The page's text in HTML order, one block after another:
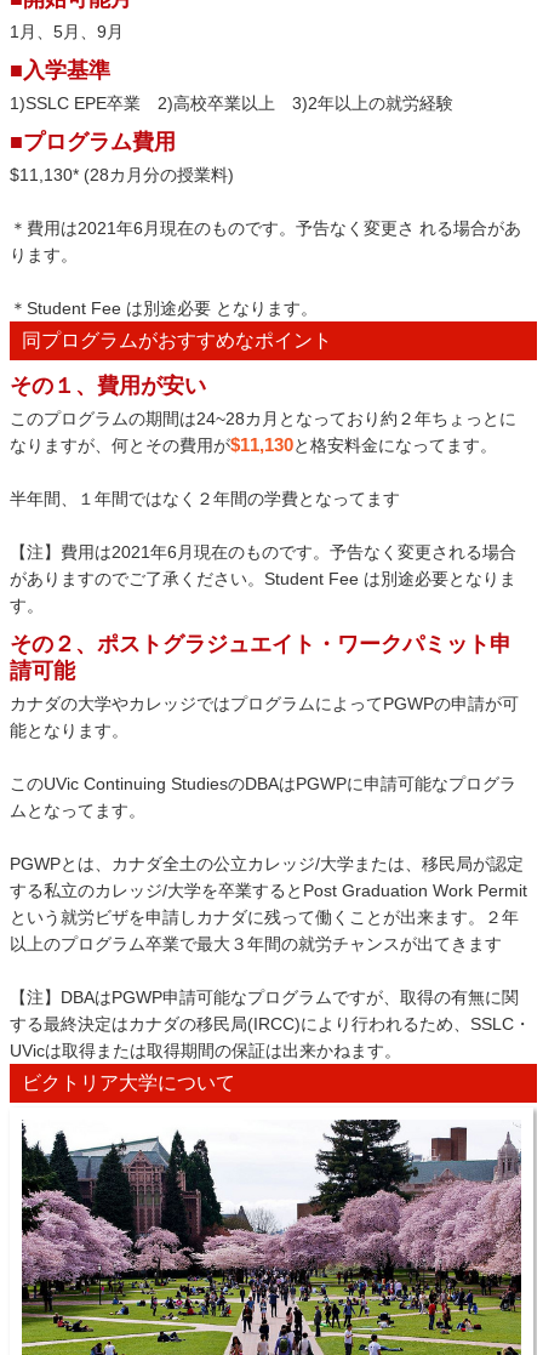
1月、5月、9月
■入学基準
1)SSLC EPE卒業 2)高校卒業以上 3)2年以上の就労経験
■プログラム費用
$11,130* (28カ月分の授業料)
＊費用は2021年6月現在のものです。予告なく変更さ れる場合があ
ります。
＊Student Fee は別途必要 となります。
同プログラムがおすすめなポイント
その１、費用が安い
このプログラムの期間は24~28カ月となっており約２年ちょっとに
なりますが、何とその費用が$11,130と格安料金になってます。
半年間、１年間ではなく２年間の学費となってます
【注】費用は2021年6月現在のものです。予告なく変更される場合
がありますのでご了承ください。Student Fee は別途必要となりま
す。
その２、ポストグラジュエイト・ワークパミット申
請可能
カナダの大学やカレッジではプログラムによってPGWPの申請が可
能となります。
このUVic Continuing StudiesのDBAはPGWPに申請可能なプログラ
ムとなってます。
PGWPとは、カナダ全土の公立カレッジ/大学または、移民局が認定
する私立のカレッジ/大学を卒業するとPost Graduation Work Permit
という就労ビザを申請しカナダに残って働くことが出来ます。２年
以上のプログラム卒業で最大３年間の就労チャンスが出てきます
【注】DBAはPGWP申請可能なプログラムですが、取得の有無に関
する最終決定はカナダの移民局(IRCC)により行われるため、SSLC・
UVicは取得または取得期間の保証は出来かねます。
ビクトリア大学について